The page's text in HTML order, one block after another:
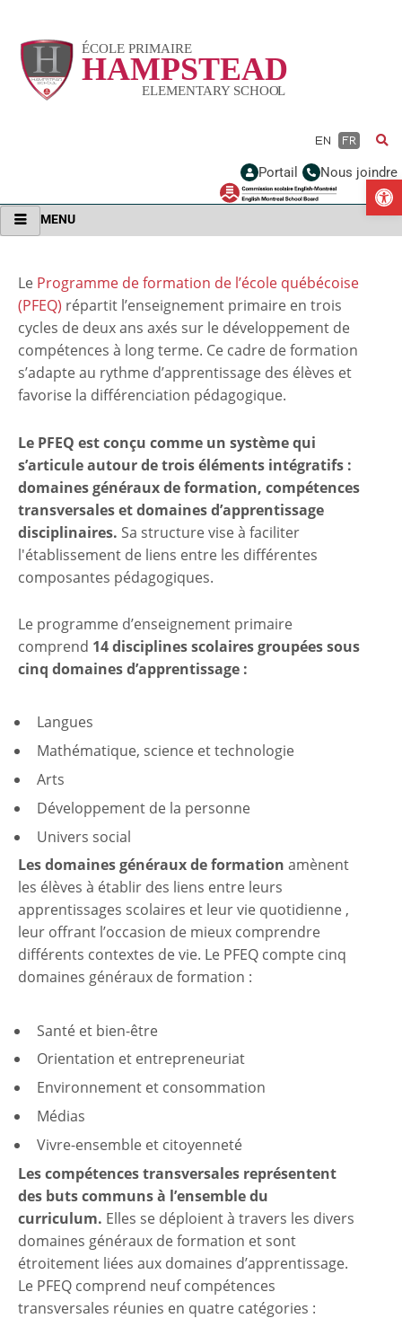
EN FR
Portail Nous joindre
MENU
Le Programme de formation de l’école québécoise
(PFEQ) répartit l’enseignement primaire en trois
cycles de deux ans axés sur le développement de
compétences à long terme. Ce cadre de formation
s’adapte au rythme d’apprentissage des élèves et
favorise la différenciation pédagogique.
Le PFEQ est conçu comme un système qui
s’articule autour de trois éléments intégratifs :
domaines généraux de formation, compétences
transversales et domaines d’apprentissage
disciplinaires. Sa structure vise à faciliter
l'établissement de liens entre les différentes
composantes pédagogiques.
Le programme d’enseignement primaire
comprend 14 disciplines scolaires groupées sous
cinq domaines d’apprentissage :
Langues
Mathématique, science et technologie
Arts
Développement de la personne
Univers social
Les domaines généraux de formation amènent
les élèves à établir des liens entre leurs
apprentissages scolaires et leur vie quotidienne,
leur offrant l’occasion de mieux comprendre
différents contextes de vie. Le PFEQ compte cinq
domaines généraux de formation :
Santé et bien-être
Orientation et entrepreneuriat
Environnement et consommation
Médias
Vivre-ensemble et citoyenneté
Les compétences transversales représentent
des buts communs à l’ensemble du
curriculum. Elles se déploient à travers les divers
domaines généraux de formation et sont
étroitement liées aux domaines d’apprentissage.
Le PFEQ comprend neuf compétences
transversales réunies en quatre catégories :